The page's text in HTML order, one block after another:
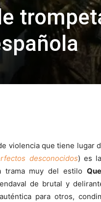
violencia que tiene lugar
desconocidos) es
trama muy del estilo
de brutal y
para otros,